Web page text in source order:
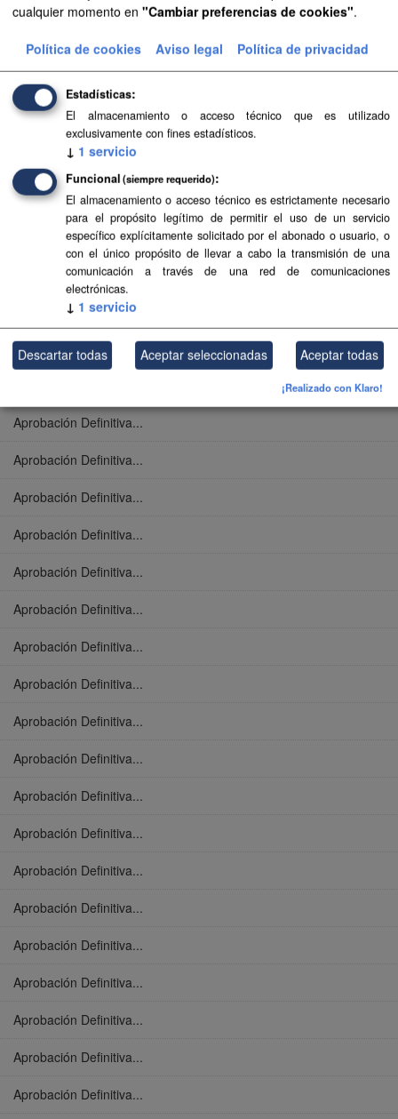
Aprobación Definitiva...
Aprobación Definitiva...
Aprobación Definitiva...
Aprobación Definitiva...
Aprobación Definitiva...
Aprobación Definitiva...
Aprobación Definitiva...
Aprobación Definitiva...
Aprobación Definitiva...
Aprobación Definitiva...
Aprobación Definitiva...
Aprobación Definitiva...
Aprobación Definitiva...
Aprobación Definitiva...
Aprobación Definitiva...
Aprobación Definitiva...
Aprobación Definitiva...
Aprobación Definitiva...
Aprobación Definitiva...
Aprobación Definitiva...
Aprobación Definitiva...
Aprobación Definitiva...
Aprobación Definitiva...
Aprobación Definitiva...
Aprobación Definitiva...
Aprobación Definitiva...
Aprobación Definitiva...
Aprobación Definitiva...
Aprobación Definitiva...
cualquier momento en "Cambiar preferencias de cookies".
Política de cookies Aviso legal Política de privacidad
Estadísticas
El almacenamiento o acceso técnico que es utilizado
exclusivamente con fines estadísticos.
↓ 1 servicio
Funcional (siempre requerido)
El almacenamiento o acceso técnico es estrictamente necesario
para el propósito legítimo de permitir el uso de un servicio
específico explícitamente solicitado por el abonado o usuario, o
con el único propósito de llevar a cabo la transmisión de una
comunicación a través de una red de comunicaciones
electrónicas.
↓ 1 servicio
Descartar todas Aceptar seleccionadas Aceptar todas
¡Realizado con Klaro!